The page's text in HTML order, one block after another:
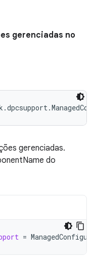
gerenciadas no
gerenciadas.
do
=